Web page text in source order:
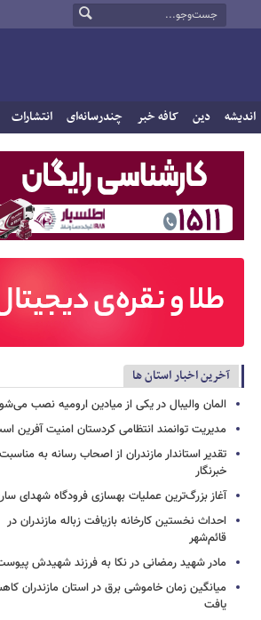
اندیشه دین کافه خبر چندرسانه‌ای انتشارات
آخرین اخبار استان ها
المان والیبال در یکی از میادین ارومیه نصب
مدیریت توانمند انتظامی کردستان امنیت آفرین
تقدیر استاندار مازندران از اصحاب رسانه به
خبرنگار
آغاز بزرگ‌ترین عملیات بهسازی فرودگاه شهدای
احداث نخستین کارخانه بازیافت زباله مازندران در
قائم‌شهر
مادر شهید رمضانی در نکا به فرزند شهیدش
میانگین زمان خاموشی برق در استان مازندران
یافت